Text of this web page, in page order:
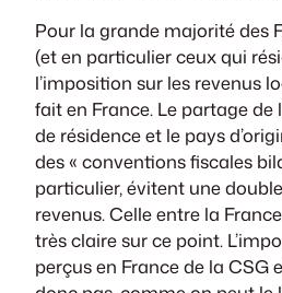
Pour la grande majorité des
(et en particulier ceux qui
l’imposition sur les revenus
fait en France. Le partage de
de résidence et le pays
des « conventions fiscales
particulier, évitent une
revenus. Celle entre la
très claire sur ce point.
perçus en France de la CSG